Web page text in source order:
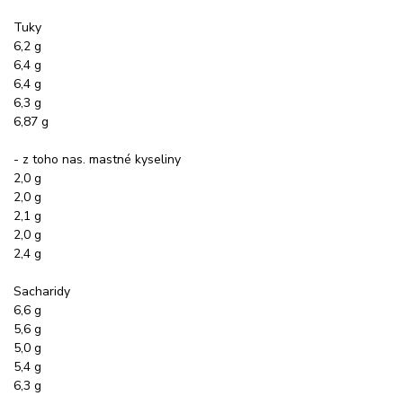
Tuky
6,2 g
6,4 g
6,4 g
6,3 g
6,87 g
- z toho nas. mastné kyseliny
2,0 g
2,0 g
2,1 g
2,0 g
2,4 g
Sacharidy
6,6 g
5,6 g
5,0 g
5,4 g
6,3 g